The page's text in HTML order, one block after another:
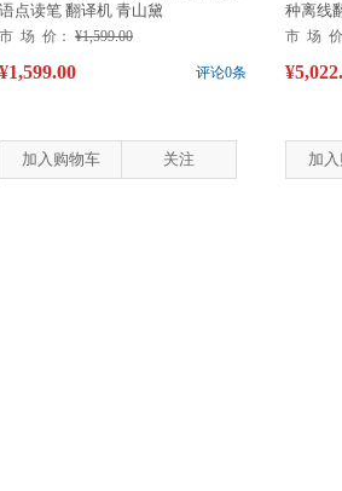
语点读笔 翻译机 青山黛
市 场 价： ¥1,599.00
评论0条
¥1,599.00
加入购物车 关注
种离线
市 场 价
加